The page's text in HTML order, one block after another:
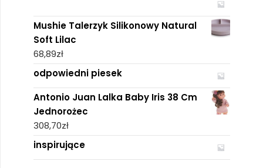
Mushie Talerzyk Silikonowy Natural
Soft Lilac
68,89zł
odpowiedni piesek
Antonio Juan Lalka Baby Iris 38 Cm
Jednorożec
308,70zł
inspirujące